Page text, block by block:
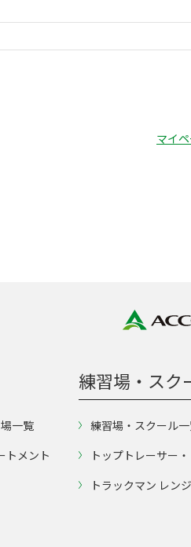
マイ
一覧
トメント
練習場・スク
練習場・スクール
トップトレーサー
トラックマン レンジ